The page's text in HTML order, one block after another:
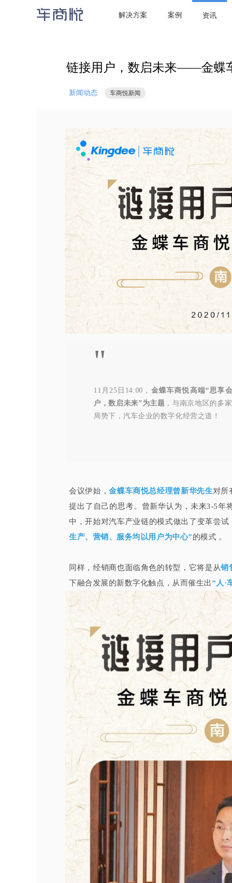
 解决方案 案例 资讯
当前位置：首页 新闻动态/ 链接用户，数启未来——金蝶车商悦
链接用户，数启未来——金蝶
新闻动态 车商悦新闻
"
11月25日14:00， 金蝶车商悦高端“思享
户，数启未来”为主题 ，与南京地区的多
局势下，汽车企业的数字化经营之道！
会议伊始 ，金蝶车商悦总经理曾新华先生对所
提出了自己的思考。 曾新华认为 ，未来3-5年
中，开始对汽车产业链的模式做出了变革尝试
生产、营销、服务均以用户为中心”的模式 。
同样，经销商也面临角色的转型，它将是从销
下融合发展的新数字化触点，从而催生出“人·